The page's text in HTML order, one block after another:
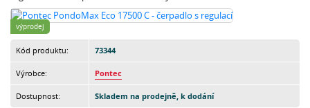
výprodej
Kód produktu: 73344
Výrobce: Pontec
Dostupnost: Skladem na prodejně, k dodání